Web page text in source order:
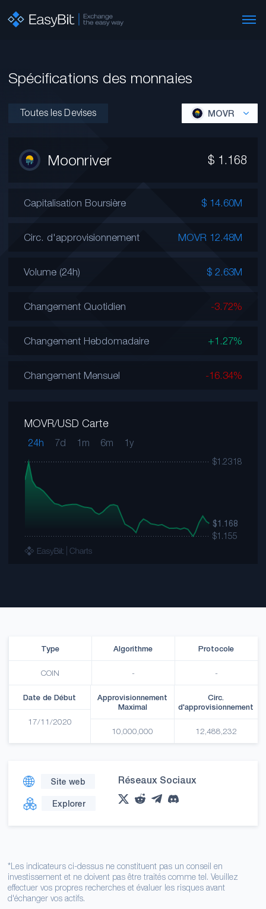
Spécifications des monnaies
Toutes les Devises MOVR
Moonriver $ 1.168
Capitalisation Boursière $ 14.60M
Circ. d'approvisionnement MOVR 12.48M
Volume (24h) $ 2.63M
Changement Quotidien -3.72%
Changement Hebdomadaire +1.27%
Changement Mensuel -16.34%
MOVR/USD Carte
24h 7d 1m 6m 1y
Type
COIN
Algorithme
-
Protocole
-
Date de Début
17/11/2020
Approvisionnement
Maximal
10,000,000
Circ.
d'approvisionnement
12,488,232
Site web
Explorer
Réseaux Sociaux
*Les indicateurs ci-dessus ne constituent pas un conseil en
investissement et ne doivent pas être traités comme tel. Veuillez
effectuer vos propres recherches et évaluer les risques avant
d'échanger vos actifs.